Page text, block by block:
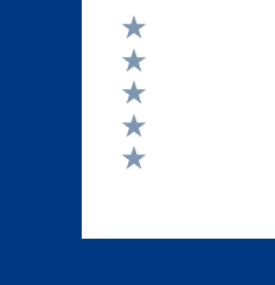
Valuta 5 stelle su 5
Valuta 4 stelle su 5
Valuta 3 stelle su 5
Valuta 2 stelle su 5